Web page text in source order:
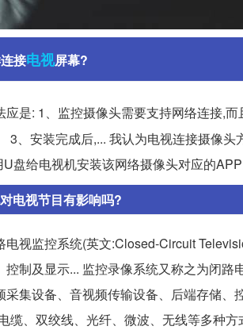
接电视屏幕?
是: 1、监控摄像头需要支持网络连接,而
3、安装完成后,... 我认为电视连接摄像
盘给电视机安装该网络摄像头对应的APP
电视节目有影响吗?
电视监控系统(英文:Closed-Circuit
制及显示... 监控录像系统又称之为闭
集设备、音视频传输设备、后端存储
缆、双绞线、光纤、微波、无线等多种